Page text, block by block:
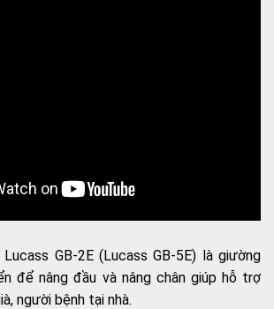
GB-2E (Lucass GB-5E) là giường
để nâng đầu và nâng chân giúp hỗ trợ
người bệnh tại nhà.